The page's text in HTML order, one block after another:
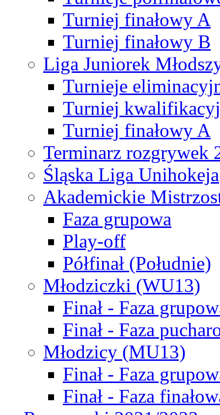
Turniej finałowy A
Turniej finałowy B
Liga Juniorek
Turnieje
Turniej
Turniej finałowy A
Terminarz rozgrywek
Śląska Liga Unihokeja
Akademickie
Faza grupowa
Play-off
Półfinał (Południe)
Młodziczki (WU13)
Finał - Faza
Finał - Faza
Młodzicy (MU13)
Finał - Faza
Finał - Faza